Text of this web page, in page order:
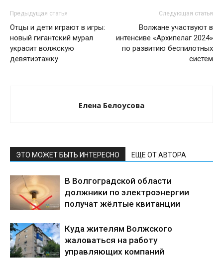
Предыдущая статья
Отцы и дети играют в игры:
новый гигантский мурал
украсит волжскую
девятиэтажку
Следующая статья
Волжане участвуют в
интенсиве «Архипелаг 2024»
по развитию беспилотных
систем
Елена Белоусова
ЭТО МОЖЕТ БЫТЬ ИНТЕРЕСНО ЕЩЕ ОТ АВТОРА
В Волгоградской области
должники по электроэнергии
получат жёлтые квитанции
Куда жителям Волжского
жаловаться на работу
управляющих компаний